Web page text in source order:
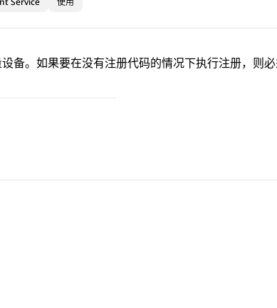
备。如果要在没有注册代码的情况下执行注册，则必